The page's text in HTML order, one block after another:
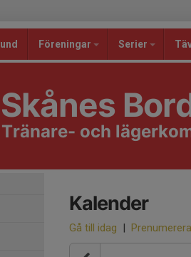
Föreningar Serier
Skånes
Tränare- och
Kalender
Gå till idag | Prenumerera